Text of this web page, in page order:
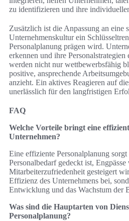
zu identifizieren und ihre
Zusätzlich ist die Anpassung an eine
Unternehmenskultur ein
Personalplanung prägen wird.
erkennen und ihre Personalstrategien
werden nicht nur wettbewerbsfähig
positive, ansprechende
anzieht. Ein aktives Reagieren auf
unerlässlich für den langfristigen
FAQ
Welche Vorteile bringt eine
Unternehmen?
Eine effiziente Personalplanung
Personalbedarf gedeckt ist,
Mitarbeiterzufriedenheit gesteigert
Effizienz des Unternehmens bei,
Entwicklung und das Wachstum der
Was sind die Hauptarten von
Personalplanung?